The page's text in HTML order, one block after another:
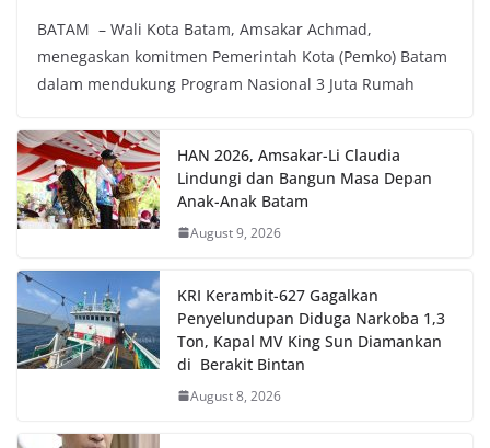
BATAM – Wali Kota Batam, Amsakar Achmad,
menegaskan komitmen Pemerintah Kota (Pemko) Batam
dalam mendukung Program Nasional 3 Juta Rumah
HAN 2026, Amsakar-Li Claudia
Lindungi dan Bangun Masa Depan
Anak-Anak Batam
August 9, 2026
KRI Kerambit-627 Gagalkan
Penyelundupan Diduga Narkoba 1,3
Ton, Kapal MV King Sun Diamankan
di Berakit Bintan
August 8, 2026